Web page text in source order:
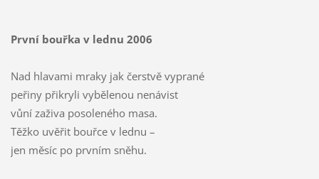
První bouřka v lednu 2006
Nad hlavami mraky jak čerstvě vyprané
peřiny přikryli vybělenou nenávist
vůní zaživa posoleného masa.
Těžko uvěřit bouřce v lednu –
jen měsíc po prvním sněhu.